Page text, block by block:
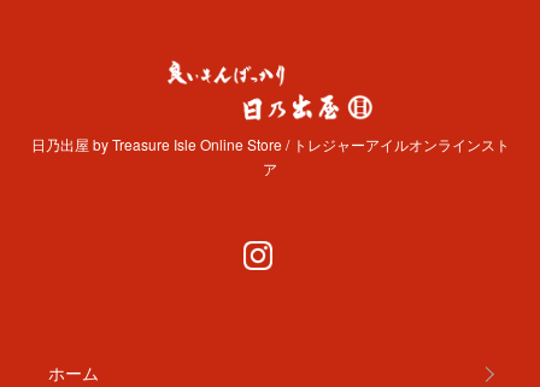
日乃出屋 by Treasure Isle Online Store / トレジャーアイルオンラインスト
ア
ホーム